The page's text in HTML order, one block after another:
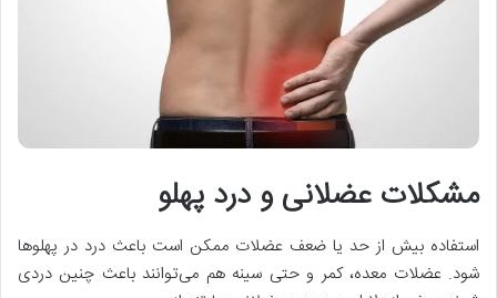
مشکلات عضلانی و درد پهلو
استفاده بیش از حد یا ضعف عضلات ممکن است باعث درد در پهلوها
شود. عضلات معده، کمر و حتی سینه هم می‌توانند باعث چنین دردی